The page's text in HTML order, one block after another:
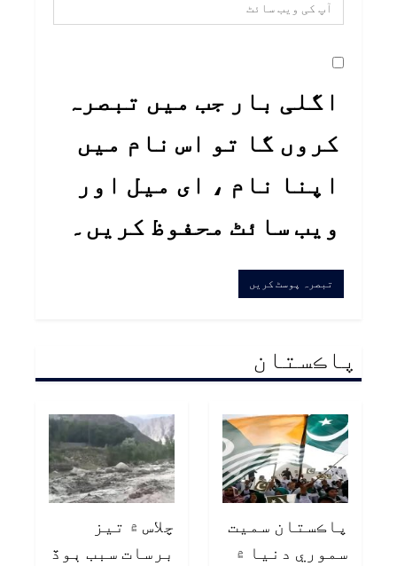
اگلی بار جب میں تبصرہ
کروں گا تو اس نام میں
اپنا نام ، ای میل اور
ویب سائٹ محفوظ کریں۔
پاڪستان
پاڪستان سميت
سموري دنيا ۾
چلاس ۾ تيز
برسات سبب ٻوڏ